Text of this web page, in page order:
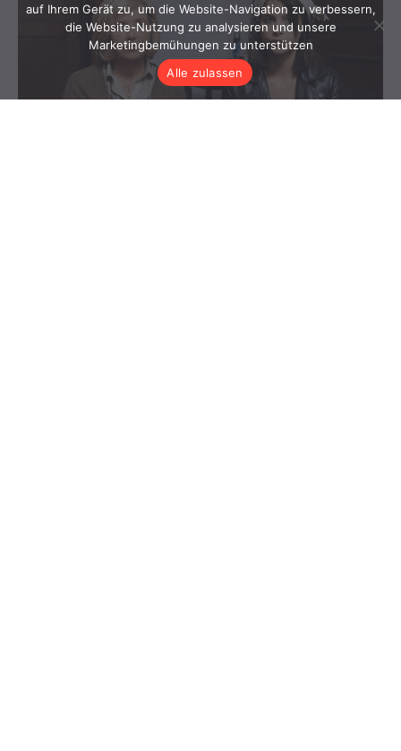
auf Ihrem Gerät zu, um die Website-Navigation zu verbessern,
die Website-Nutzung zu analysieren und unsere
Marketingbemühungen zu unterstützen
Alle zulassen